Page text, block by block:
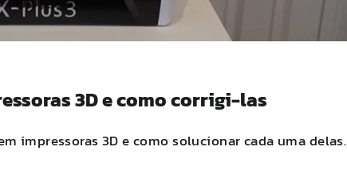
3D e como corrigi-las
impressoras 3D e como solucionar cada uma delas.